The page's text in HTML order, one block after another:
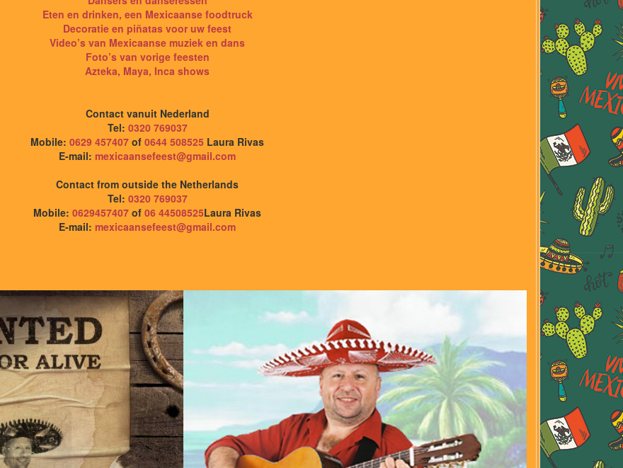
Eten en drinken, een Mexicaanse foodtruck
Decoratie en piñatas voor uw feest
Video’s van Mexicaanse muziek en dans
Foto’s van vorige feesten
Azteka, Maya, Inca shows
Contact vanuit Nederland
Tel: 0320 769037
Mobile: 0629 457407 of 0644 508525 Laura Rivas
E-mail: mexicaansefeest@gmail.com
Contact from outside the Netherlands
Tel: 0320 769037
Mobile: 0629457407 of 06 44508525Laura Rivas
E-mail: mexicaansefeest@gmail.com